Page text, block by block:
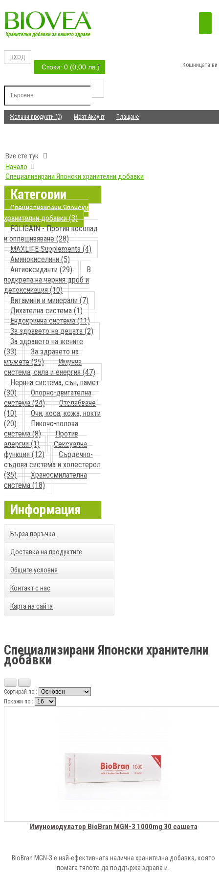
ВХОД
Стоки: 0 (0,00 лв.) Кошницата ви
Желани продукти (0) Моят Акаунт Плащане
Вие сте тук
Начало
Специализирани Японски хранителни добавки
Категории
Специализирани Японски
хранителни добавки (3)
FOLIGAIN - Против косопад
и оплешивяване (28)
MAXLIFE Supplements (4)
Аминокиселини (5)
Антиоксиданти (29)
В
подкрепа на черния дроб и
детоксикация (10)
Витамини и минерали (7)
Дихателна система (1)
Ендокринна система (11)
За здравето на децата (2)
За здравето на жените
(33)
За здравето на
мъжете (25)
Имунна
система, сила и енергия (47)
Нервна система, сън, памет
(30)
Опорно-двигателна
система (24)
Отслабване
(10)
Очи, коса, кожа, нокти
(20)
Пикочо-полова
система (8)
Против
алергии (1)
Сексуална
функция (12)
Сърдечно-
съдова система и холестерол
(35)
Храносмилателна
система (18)
Информация
Бърза поръчка
Доставка на продуктите
Общите условия
Контакт с нас
Карта на сайта
Специализирани Японски хранителни
добавки
Сортирай по :
Покажи по :
Имуномодулатор BioBran MGN-3 1000mg 30 сашета
BioBran MGN-3 е най-ефективната налична хранителна добавка, която
помага тялото да поддържа здрава и..